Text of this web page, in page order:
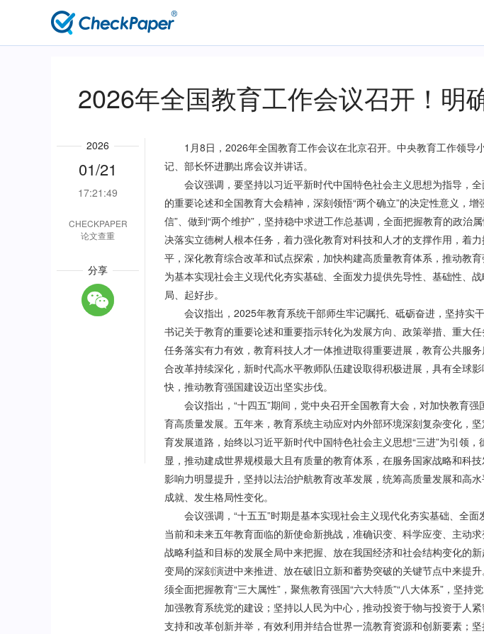
导
航
2026年全国教育工作会议召开！明
2026
01/21
17:21:49
CHECKPAPER
论文查重
分享
1月8日，2026年全国教育工作会议在北京召开。中央教育工作领导
记、部长怀进鹏出席会议并讲话。
会议强调，要坚持以习近平新时代中国特色社会主义思想为指导，全
的重要论述和全国教育大会精神，深刻领悟“两个确立”的决定性意义，增
信”、做到“两个维护”，坚持稳中求进工作总基调，全面把握教育的政治
决落实立德树人根本任务，着力强化教育对科技和人才的支撑作用，着
平，深化教育综合改革和试点探索，加快构建高质量教育体系，推动教
为基本实现社会主义现代化夯实基础、全面发力提供先导性、基础性、
局、起好步。
会议指出，2025年教育系统干部师生牢记嘱托、砥砺奋进，坚持实
书记关于教育的重要论述和重要指示转化为发展方向、政策举措、重大
任务落实有力有效，教育科技人才一体推进取得重要进展，教育公共服
合改革持续深化，新时代高水平教师队伍建设取得积极进展，具有全球
快，推动教育强国建设迈出坚实步伐。
会议指出，“十四五”期间，党中央召开全国教育大会，对加快教育强
育高质量发展。五年来，教育系统主动应对内外部环境深刻复杂变化，
育发展道路，始终以习近平新时代中国特色社会主义思想“三进”为引领
显，推动建成世界规模最大且有质量的教育体系，在服务国家战略和科
影响力明显提升，坚持以法治护航教育改革发展，统筹高质量发展和高
成就、发生格局性变化。
会议强调，“十五五”时期是基本实现社会主义现代化夯实基础、全面
当前和未来五年教育面临的新使命新挑战，准确识变、科学应变、主动
战略利益和目标的发展全局中来把握、放在我国经济和社会结构变化的
变局的深刻演进中来推进、放在破旧立新和蓄势突破的关键节点中来提
须全面把握教育“三大属性”，聚焦教育强国“六大特质”“八大体系”，坚持
加强教育系统党的建设；坚持以人民为中心，推动投资于物与投资于人
支持和改革创新并举，有效利用并结合世界一流教育资源和创新要素；